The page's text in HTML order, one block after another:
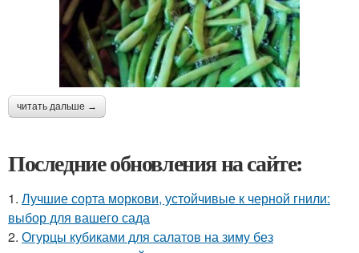
читать дальше →
Последние обновления на сайте:
1. Лучшие сорта моркови, устойчивые к черной гнили:
выбор для вашего сада
2. Огурцы кубиками для салатов на зиму без